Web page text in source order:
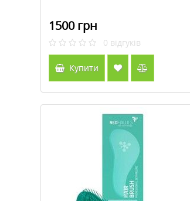
1500 грн
0 відгуків
Купити